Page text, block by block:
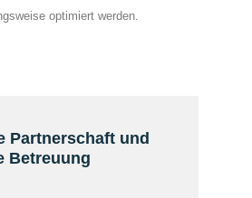
optimiert werden.
Partnerschaft und
Betreuung